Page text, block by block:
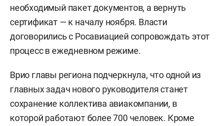
необходимый пакет документов, а вернуть
сертификат — к началу ноября. Власти
договорились с Росавиацией сопровождать этот
процесс в ежедневном режиме.
Врио главы региона подчеркнула, что одной из
главных задач нового руководителя станет
сохранение коллектива авиакомпании, в
которой работают более 700 человек. Кроме